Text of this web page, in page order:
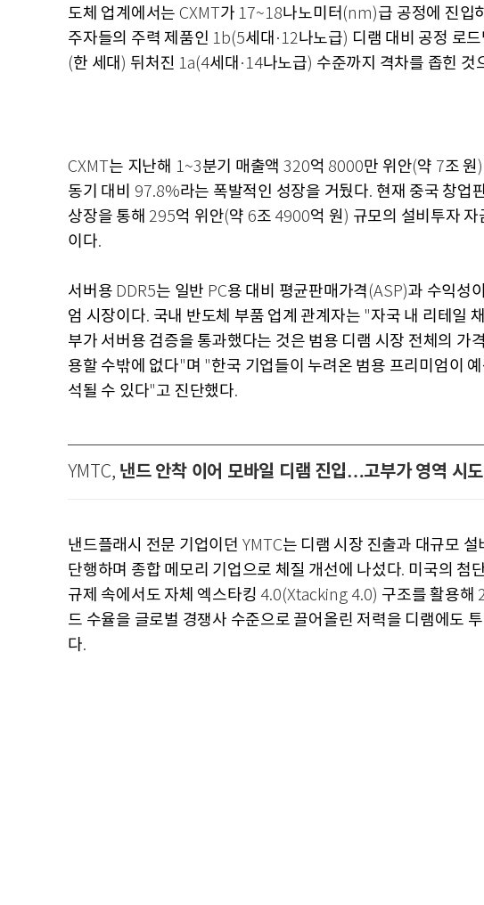
도체 업계에서는 CXMT 가 17~18나노미터 (nm)급 공정에 진입
주자들의 주력 제품인 1b(5세대 ·12나노급) 디램 대비 공정 로
(한 세대 ) 뒤처진 1a(4세대 ·14나노급) 수준까지 격차를 좁힌 것
CXMT 는 지난해 1~3분기 매출액 320억 8000만 위안(약 7조 원)
동기 대비 97.8%라는 폭발적인 성장을 거뒀다. 현재 중국 창업
상장을 통해 295억 위안(약 6조 4900억 원) 규모의 설비투자
이다.
서버용 DDR5는 일반 PC용 대비 평균판매가격 (ASP)과 수익성
엄 시장이다. 국내 반도체 부품 업계 관계자는 "자국 내 리테일
부가 서버용 검증을 통과했다는 것은 범용 디램 시장 전체의 가
용할 수밖에 없다"며 "한국 기업들이 누려온 범용 프리미엄이
석될 수 있다"고 진단했다.
YMTC, 낸드 안착 이어 모바일 디램 진입…고부가 영역 시도
낸드플래시 전문 기업이던 YMTC는 디램 시장 진출과 대규모 설
단행하며 종합 메모리 기업으로 체질 개선에 나섰다. 미국의 첨
규제 속에서도 자체 엑스타킹 4.0(Xtacking 4.0) 구조를 활용해
드 수율을 글로벌 경쟁사 수준으로 끌어올린 저력을 디램에도
다.